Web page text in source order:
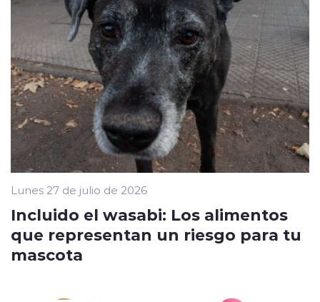
Lunes 27 de julio de 2026
Incluido el wasabi: Los alimentos
que representan un riesgo para tu
mascota